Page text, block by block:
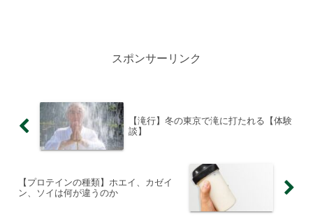
スポンサーリンク
【滝行】冬の東京で滝に打たれる【体験
談】
【プロテインの種類】ホエイ、カゼイ
ン、ソイは何が違うのか